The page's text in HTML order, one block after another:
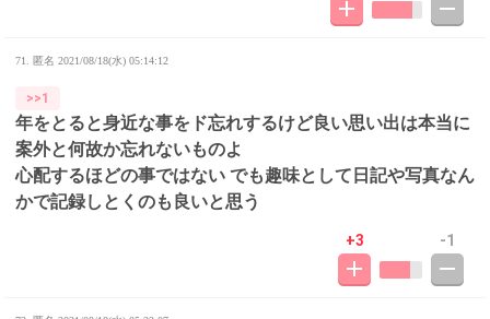
71. 匿名 2021/08/18(水) 05:14:12
>>1
年をとると身近な事をド忘れするけど良い思い出は本当に
案外と何故か忘れないものよ
心配するほどの事ではない でも趣味として日記や写真なん
かで記録しとくのも良いと思う
+3 -1